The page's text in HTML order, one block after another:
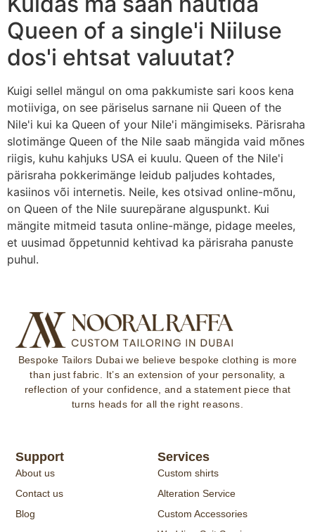
Queen of a single'i Niiluse
dos'i ehtsat valuutat?
Kuigi sellel mängul on oma pakkumiste sari koos kena
motiiviga, on see päriselus sarnane nii Queen of the
Nile'i kui ka Queen of your Nile'i mängimiseks. Pärisraha
slotimänge Queen of the Nile saab mängida vaid mõnes
riigis, kuhu kahjuks USA ei kuulu. Queen of the Nile'i
pärisraha pokkerimänge leidub paljudes kohtades,
kasiinos või internetis. Neile, kes otsivad online-mõnu,
on Queen of the Nile suurepärane alguspunkt. Kui
mängite mitmeid tasuta online-mänge, pidage meeles,
et uusimad õppetunnid kehtivad ka pärisraha panuste
puhul.
Bespoke Tailors Dubai we believe bespoke clothing is more
than just fabric. It’s an extension of your personality, a
reflection of your confidence, and a statement piece that
turns heads for all the right reasons.
Support
About us
Contact us
Blog
Services
Custom shirts
Alteration Service
Custom Accessories